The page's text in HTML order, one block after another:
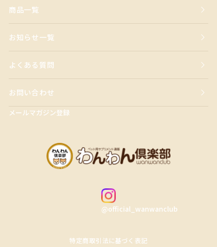
商品一覧
お知らせ一覧
よくある質問
お問い合わせ
メールマガジン登録
@official_wanwanclub
特定商取引法に基づく表記